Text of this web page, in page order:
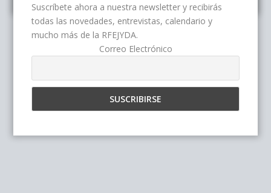
Suscríbete ahora a nuestra newsletter y recibirás
todas las novedades, entrevistas, calendario y
mucho más de la RFEJYDA.
Correo Electrónico